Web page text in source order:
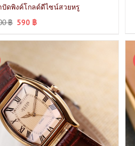
ดพิงค์โกลด์ดีไซน์สวยหรู
฿ 590 ฿